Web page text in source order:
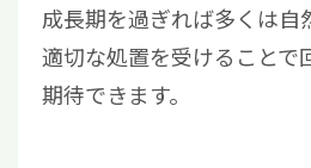
成長期を過ぎれば多くは自
適切な処置を受けることで
期待できます。